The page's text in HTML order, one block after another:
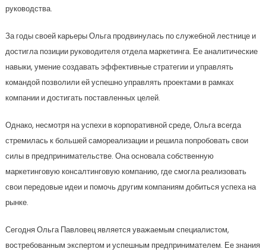
руководства.
За годы своей карьеры Ольга продвинулась по служебной лестнице и
достигла позиции руководителя отдела маркетинга. Ее аналитические
навыки, умение создавать эффективные стратегии и управлять
командой позволили ей успешно управлять проектами в рамках
компании и достигать поставленных целей.
Однако, несмотря на успехи в корпоративной среде, Ольга всегда
стремилась к большей самореализации и решила попробовать свои
силы в предпринимательстве. Она основала собственную
маркетинговую консалтинговую компанию, где смогла реализовать
свои передовые идеи и помочь другим компаниям добиться успеха на
рынке.
Сегодня Ольга Павловец является уважаемым специалистом,
востребованным экспертом и успешным предпринимателем. Ее знания